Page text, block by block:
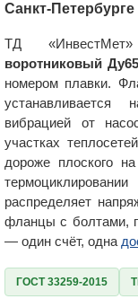
Санкт-Петербурге
ТД
воротниковый
номером плавки.
вибрацией от
участках
дороже плоского
распределяет
фланцы с болтами,
— один счёт, одна
ГОСТ 33259-2015